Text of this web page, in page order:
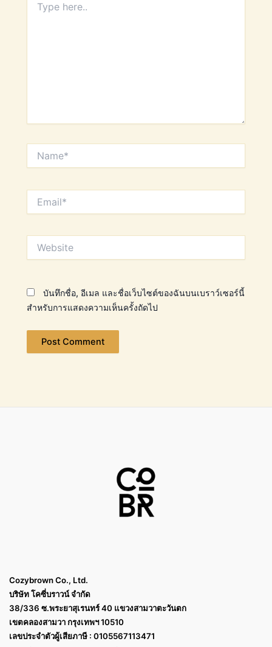
here..
บันทึกชื่อ, อีเมล และชื่อเว็บไซต์ของฉันบนเบราว์เซอร์นี้
สำหรับการแสดงความเห็นครั้งถัดไป
Cozybrown Co., Ltd.
บริษัท โคซี่บราวน์ จำกัด
38/336 ซ.พระยาสุเรนทร์ 40 แขวงสามวาตะวันตก
เขตคลองสามวา กรุงเทพฯ 10510
เลขประจำตัวผู้เสียภาษี : 0105567113471